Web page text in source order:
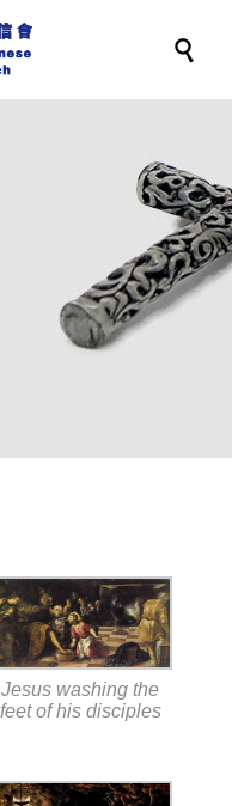

Jesus washing the
feet of his disciples